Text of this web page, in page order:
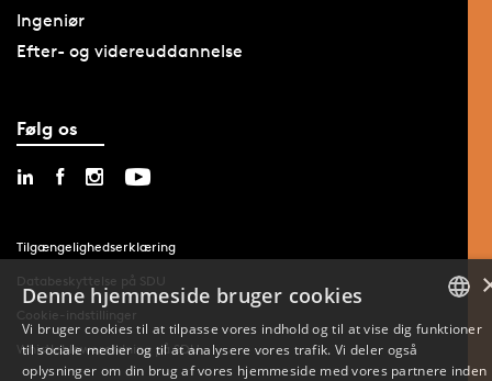
Ingeniør
Efter- og videreuddannelse
Følg os
Tilgængelighedserklæring
Databeskyttelse på SDU
Cookie-indstillinger
Whistleblowerordning på SDU
Denne hjemmeside bruger cookies
Vi bruger cookies til at tilpasse vores indhold og til at vise dig funktioner
til sociale medier og til at analysere vores trafik. Vi deler også
oplysninger om din brug af vores hjemmeside med vores partnere inden